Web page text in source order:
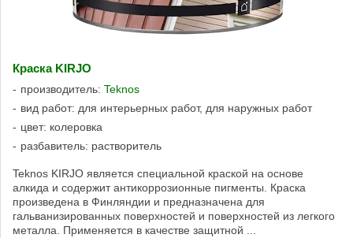
Краска KIRJO
производитель: Teknos
вид работ: для интерьерных работ, для наружных работ
цвет: колеровка
разбавитель: растворитель
Teknos KIRJO является специальной краской на основе
алкида и содержит антикоррозионные пигменты. Краска
произведена в Финляндии и предназначена для
гальванизированных поверхностей и поверхностей из легкого
металла. Применяется в качестве защитной ...